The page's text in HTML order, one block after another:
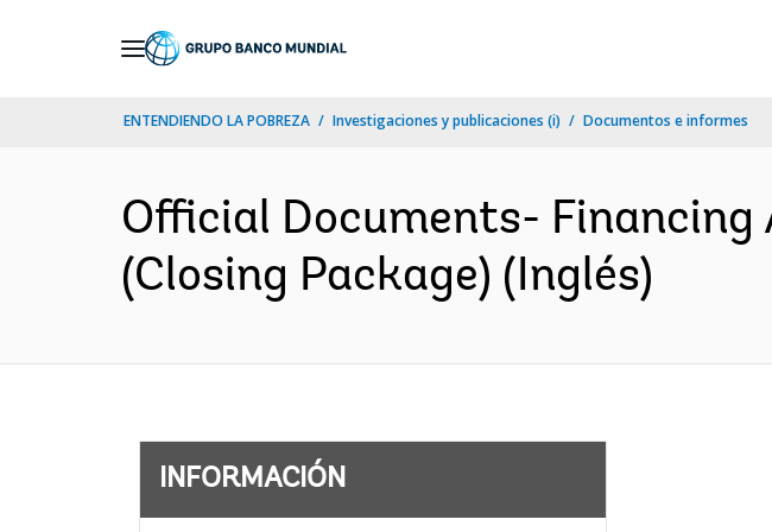
ENTENDIENDO LA POBREZA Investigaciones y publicaciones (i) Documentos e informes
Official Documents-
(Closing Package) (Inglés)
INFORMACIÓN